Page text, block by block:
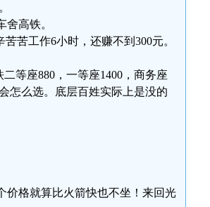
高铁。
苦工作6小时，还赚不到300元。
等座880，一等座1400，商务座
怎么选。底层百姓实际上是没的
价格就算比火箭快也不坐！来回光